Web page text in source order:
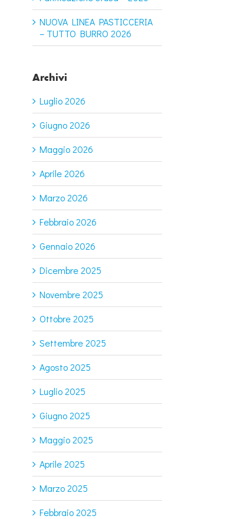
NUOVA LINEA PASTICCERIA
– TUTTO BURRO 2026
Archivi
Luglio 2026
Giugno 2026
Maggio 2026
Aprile 2026
Marzo 2026
Febbraio 2026
Gennaio 2026
Dicembre 2025
Novembre 2025
Ottobre 2025
Settembre 2025
Agosto 2025
Luglio 2025
Giugno 2025
Maggio 2025
Aprile 2025
Marzo 2025
Febbraio 2025